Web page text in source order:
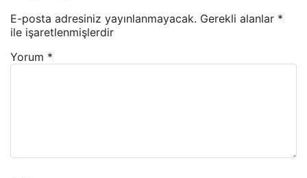
E-posta adresiniz yayınlanmayacak. Gerekli alanlar *
ile işaretlenmişlerdir
Yorum *